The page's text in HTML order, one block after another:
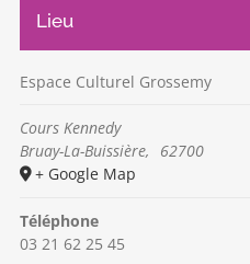
Lieu
Espace Culturel Grossemy
Cours Kennedy
Bruay-La-Buissière,
62700
+ Google Map
Téléphone
03 21 62 25 45